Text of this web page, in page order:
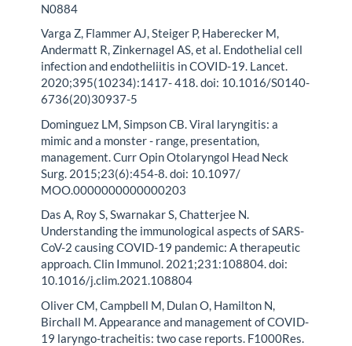
N0884
Varga Z, Flammer AJ, Steiger P, Haberecker M,
Andermatt R, Zinkernagel AS, et al. Endothelial cell
infection and endotheliitis in COVID-19. Lancet.
2020;395(10234):1417- 418. doi: 10.1016/S0140-
6736(20)30937-5
Dominguez LM, Simpson CB. Viral laryngitis: a
mimic and a monster - range, presentation,
management. Curr Opin Otolaryngol Head Neck
Surg. 2015;23(6):454-8. doi: 10.1097/
MOO.0000000000000203
Das A, Roy S, Swarnakar S, Chatterjee N.
Understanding the immunological aspects of SARS-
CoV-2 causing COVID-19 pandemic: A therapeutic
approach. Clin Immunol. 2021;231:108804. doi:
10.1016/j.clim.2021.108804
Oliver CM, Campbell M, Dulan O, Hamilton N,
Birchall M. Appearance and management of COVID-
19 laryngo-tracheitis: two case reports. F1000Res.